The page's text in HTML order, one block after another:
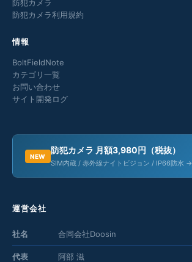
防犯カメラ
防犯カメラ利用規約
情報
BoltFieldNote
カテゴリ一覧
お問い合わせ
サイト開発ログ
NEW
防犯カメラ 月額3,980円（税抜）
SIM内蔵 / 赤外線ナイトビジョン / IP66防水 →
運営会社
社名 合同会社Doosin
代表 阿部 滋